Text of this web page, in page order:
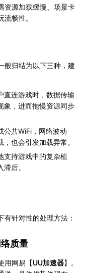
资源加载缓慢、场景卡
畅性。
般归结为以下三种，建
直连游戏时，数据传输
象，进而拖慢资源同步
公共WiFi，网络波动
也会引发加载异常。
支持游戏中的复杂植
后。
针对性的处理方法：
质量
用网易【UU加速器】。